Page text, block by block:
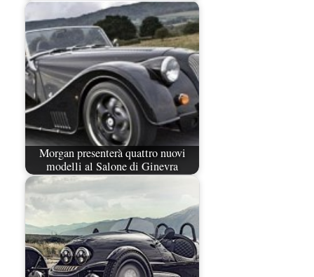
Morgan presenterà quattro nuovi
modelli al Salone di Ginevra